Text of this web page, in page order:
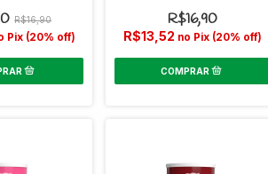
R$16,90
Pix (20% off)
R$16,90
R$13,52 no Pix (20% off)